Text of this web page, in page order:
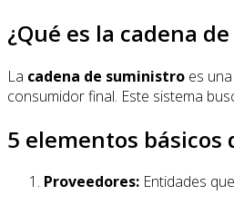
¿Qué es la cadena
La cadena de suministro es
consumidor final. Este sistema
5 elementos
Proveedores: Entidades